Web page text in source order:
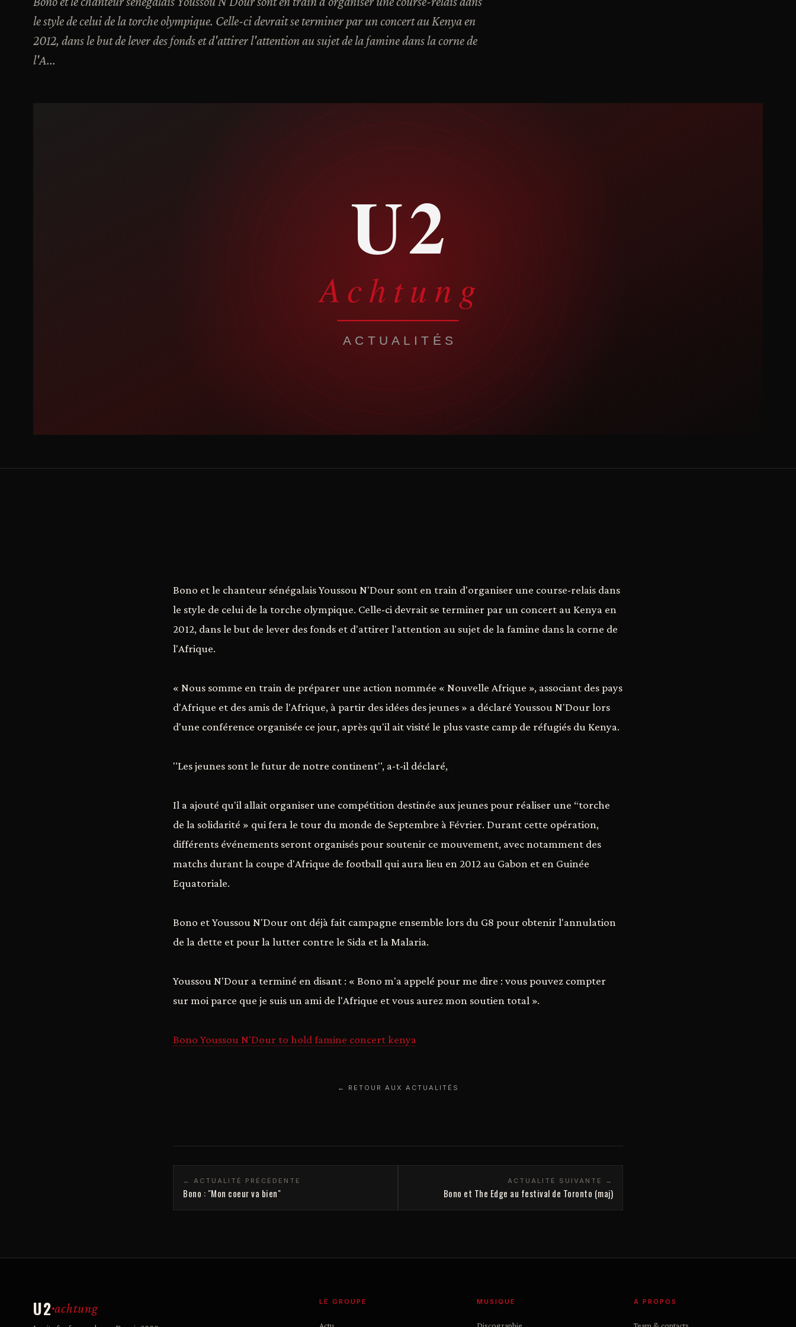
le style de celui de la torche olympique. Celle-ci devrait se terminer par un concert au Kenya en
2012, dans le but de lever des fonds et d'attirer l'attention au sujet de la famine dans la corne de
l'A...
Bono et le chanteur sénégalais Youssou N'Dour sont en train d'organiser une course-relais dans
le style de celui de la torche olympique. Celle-ci devrait se terminer par un concert au Kenya en
2012, dans le but de lever des fonds et d'attirer l'attention au sujet de la famine dans la corne de
l'Afrique.
« Nous somme en train de préparer une action nommée « Nouvelle Afrique », associant des pays
d'Afrique et des amis de l'Afrique, à partir des idées des jeunes » a déclaré Youssou N'Dour lors
d'une conférence organisée ce jour, après qu'il ait visité le plus vaste camp de réfugiés du Kenya.
"Les jeunes sont le futur de notre continent", a-t-il déclaré,
Il a ajouté qu'il allait organiser une compétition destinée aux jeunes pour réaliser une “torche
de la solidarité » qui fera le tour du monde de Septembre à Février. Durant cette opération,
différents événements seront organisés pour soutenir ce mouvement, avec notamment des
matchs durant la coupe d'Afrique de football qui aura lieu en 2012 au Gabon et en Guinée
Equatoriale.
Bono et Youssou N'Dour ont déjà fait campagne ensemble lors du G8 pour obtenir l'annulation
de la dette et pour la lutter contre le Sida et la Malaria.
Youssou N'Dour a terminé en disant : « Bono m'a appelé pour me dire : vous pouvez compter
sur moi parce que je suis un ami de l'Afrique et vous aurez mon soutien total ».
Bono Youssou N'Dour to hold famine concert kenya
← RETOUR AUX ACTUALITÉS
← ACTUALITÉ PRÉCÉDENTE
Bono : "Mon coeur va bien"
ACTUALITÉ SUIVANTE →
Bono et The Edge au festival de Toronto (maj)
U2 achtung LE GROUPE MUSIQUE À PROPOS